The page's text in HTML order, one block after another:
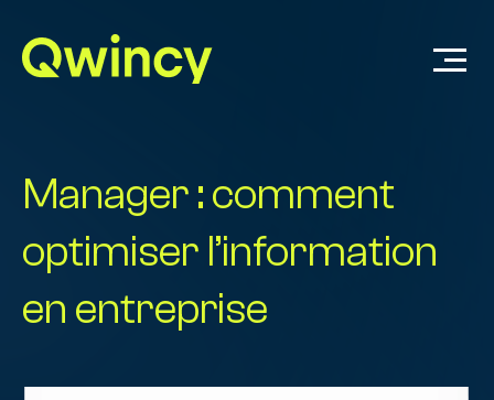
Manager : comment
optimiser l’information
en entreprise